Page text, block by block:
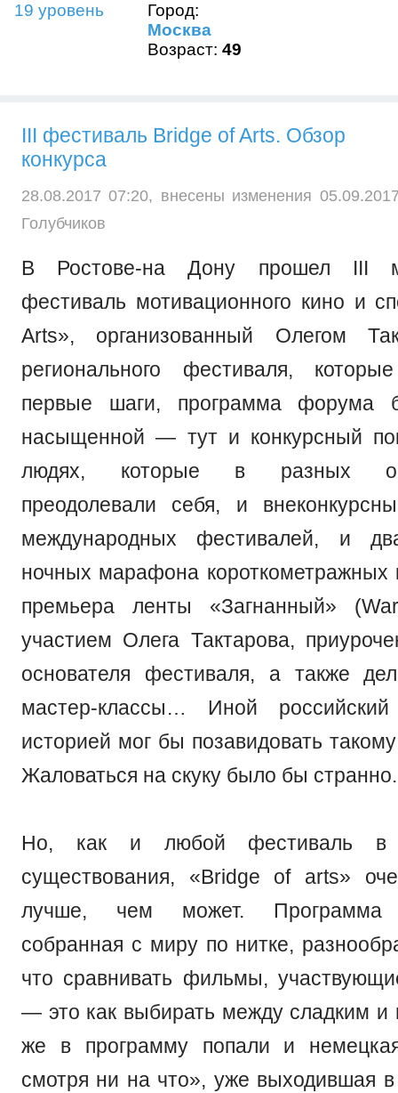
19 уровень
Город:
Москва
Возраст: 49
III фестиваль Bridge of Arts. Обзор
конкурса
28.08.2017 07:20, внесены изменения
Голубчиков
В Ростове-на Дону прошел III
фестиваль мотивационного кино и
Arts», организованный Олегом
регионального фестиваля,
первые шаги, программа форума
насыщенной — тут и конкурсный
людях, которые в разных
преодолевали себя, и
международных фестивалей, и
ночных марафона короткометражных
премьера ленты «Загнанный»
участием Олега Тактарова,
основателя фестиваля, а также
мастер-классы… Иной
историей мог бы позавидовать
Жаловаться на скуку было бы странно.
Но, как и любой фестиваль в
существования, «Bridge of arts»
лучше, чем может. Программа
собранная с миру по нитке,
что сравнивать фильмы,
— это как выбирать между сладким
же в программу попали и
смотря ни на что», уже выходившая в